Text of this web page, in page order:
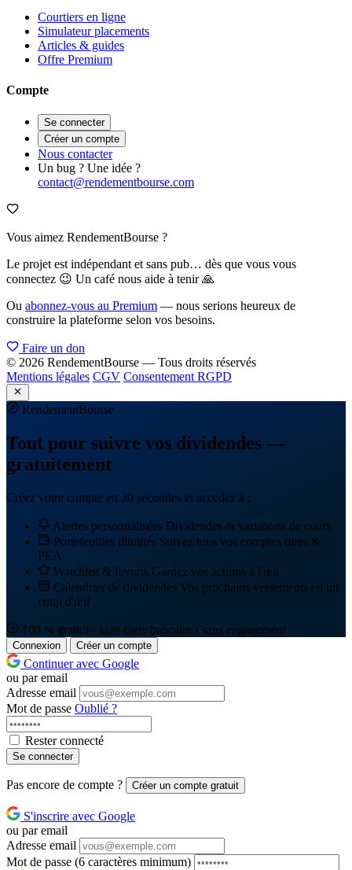
Courtiers en ligne
Simulateur placements
Articles & guides
Offre Premium
Compte
Se connecter
Créer un compte
Nous contacter
Un bug ? Une idée ?
contact@rendementbourse.com
Vous aimez RendementBourse ?
Le projet est indépendant et sans pub… dès que vous vous
connectez 😉 Un café nous aide à tenir 🙏
Ou abonnez-vous au Premium — nous serions heureux de
construire la plateforme selon vos besoins.
Faire un don
© 2026 RendementBourse — Tous droits réservés
Mentions légales CGV Consentement RGPD
RendementBourse
Tout pour suivre vos dividendes —
gratuitement
Créez votre compte en 30 secondes et accédez à :
Alertes personnalisées Dividendes & variations de cours
Portefeuilles illimités Suivez tous vos comptes titres &
PEA
Watchlist & favoris Gardez vos actions à l'œil
Calendrier de dividendes Vos prochains versements en un
coup d'œil
100 % gratuit · sans carte bancaire · sans engagement
Connexion Créer un compte
Continuer avec Google
ou par email
Adresse email
Mot de passe Oublié ?
Rester connecté
Se connecter
Pas encore de compte ? Créer un compte gratuit
S'inscrire avec Google
ou par email
Adresse email
Mot de passe (6 caractères minimum)